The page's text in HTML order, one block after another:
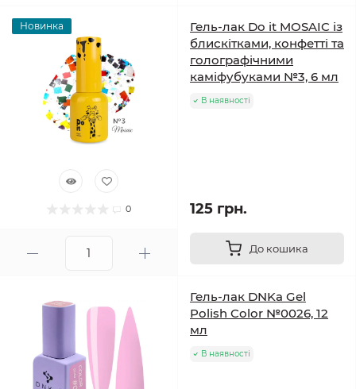
Новинка
0
Гель-лак Do it MOSAIC із
блискітками, конфетті та
голографічними
каміфубуками №3, 6 мл
В наявності
125 грн.
До кошика
Гель-лак DNKa Gel
Polish Color №0026, 12
мл
В наявності